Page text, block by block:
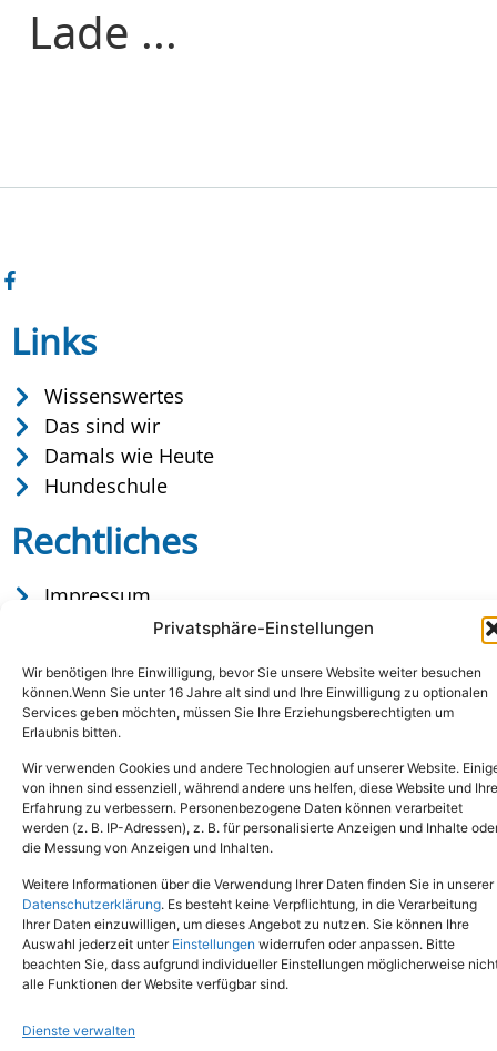
Privatsphäre-Einstellungen
Wir benötigen Ihre Einwilligung, bevor Sie unsere Website weiter besuchen
können.Wenn Sie unter 16 Jahre alt sind und Ihre Einwilligung zu optionalen
Services geben möchten, müssen Sie Ihre Erziehungsberechtigten um
Erlaubnis bitten.
Wir verwenden Cookies und andere Technologien auf unserer Website.
von ihnen sind essenziell, während andere uns helfen, diese Website und Ihre
Erfahrung zu verbessern. Personenbezogene Daten können verarbeitet
werden (z. B. IP-Adressen), z. B. für personalisierte Anzeigen und Inhalte
die Messung von Anzeigen und Inhalten.
Weitere Informationen über die Verwendung Ihrer Daten finden Sie in unserer
Datenschutzerklärung. Es besteht keine Verpflichtung, in die Verarbeitung
Ihrer Daten einzuwilligen, um dieses Angebot zu nutzen. Sie können Ihre
Auswahl jederzeit unter Einstellungen widerrufen oder anpassen. Bitte
beachten Sie, dass aufgrund individueller Einstellungen möglicherweise
alle Funktionen der Website verfügbar sind.
Dienste verwalten
Lade ...
Links
Wissenswertes
Das sind wir
Damals wie Heute
Hundeschule
Rechtliches
Impressum
Datenschutz
Copyright © 2024. Alle Rechte vorbehalten.
Tel.: (02651) - 77438info@tierheim-mayen.de
In der Pluns 1, 56727 Mayen